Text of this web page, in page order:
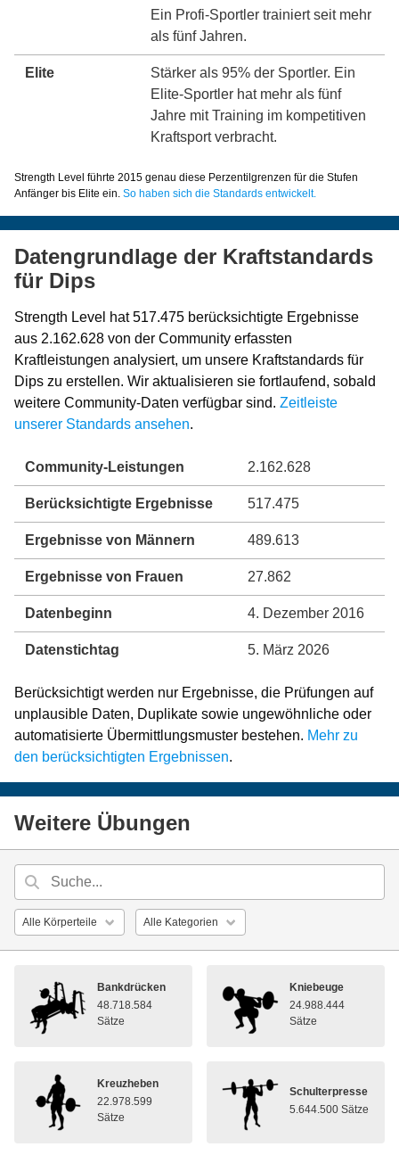
Ein Profi-Sportler trainiert seit mehr
als fünf Jahren.
Elite
Stärker als 95% der Sportler. Ein
Elite-Sportler hat mehr als fünf
Jahre mit Training im kompetitiven
Kraftsport verbracht.
Strength Level führte 2015 genau diese Perzentilgrenzen für die Stufen
Anfänger bis Elite ein. So haben sich die Standards entwickelt.
Datengrundlage der Kraftstandards
für Dips
Strength Level hat 517.475 berücksichtigte Ergebnisse
aus 2.162.628 von der Community erfassten
Kraftleistungen analysiert, um unsere Kraftstandards für
Dips zu erstellen. Wir aktualisieren sie fortlaufend, sobald
weitere Community-Daten verfügbar sind. Zeitleiste
unserer Standards ansehen.
Community-Leistungen 2.162.628
Berücksichtigte Ergebnisse 517.475
Ergebnisse von Männern 489.613
Ergebnisse von Frauen 27.862
Datenbeginn 4. Dezember 2016
Datenstichtag 5. März 2026
Berücksichtigt werden nur Ergebnisse, die Prüfungen auf
unplausible Daten, Duplikate sowie ungewöhnliche oder
automatisierte Übermittlungsmuster bestehen. Mehr zu
den berücksichtigten Ergebnissen.
Weitere Übungen
Bankdrücken
48.718.584
Sätze
Kniebeuge
24.988.444
Sätze
Kreuzheben
22.978.599
Sätze
Schulterpresse
5.644.500 Sätze